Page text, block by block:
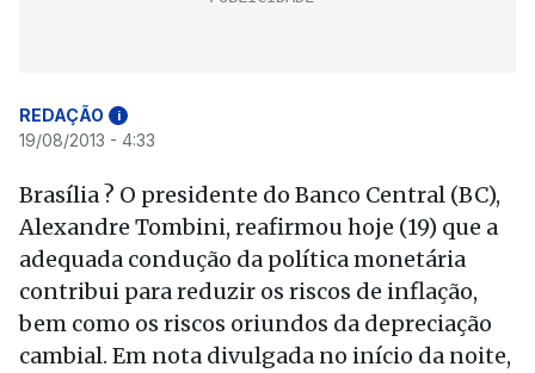
REDAÇÃO i
19/08/2013 - 4:33
Brasília ? O presidente do Banco Central (BC),
Alexandre Tombini, reafirmou hoje (19) que a
adequada condução da política monetária
contribui para reduzir os riscos de inflação,
bem como os riscos oriundos da depreciação
cambial. Em nota divulgada no início da noite,